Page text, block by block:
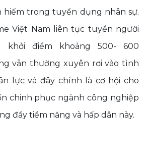
trong tuyển dụng nhân sự.
Việt Nam liên tục tuyển người
khởi điểm khoảng 500- 600
vẫn thường xuyên rơi vào tình
lực và đây chính là cơ hội cho
chinh phục ngành công nghiệp
đầy tiềm năng và hấp dẫn này.